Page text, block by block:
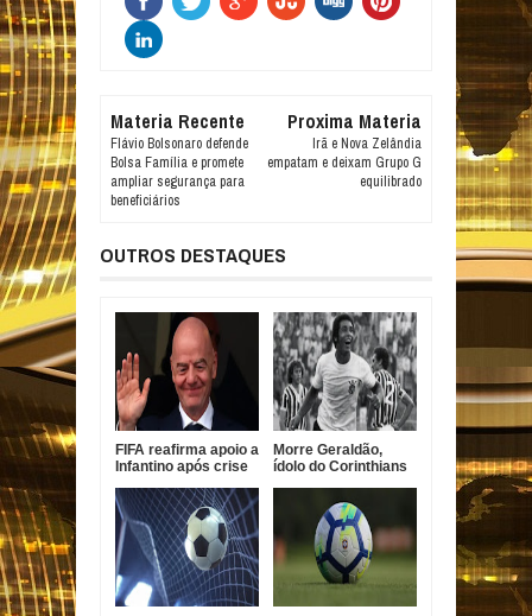
Materia Recente
Flávio Bolsonaro defende
Bolsa Família e promete
ampliar segurança para
beneficiários
Proxima Materia
Irã e Nova Zelândia
empatam e deixam Grupo G
equilibrado
OUTROS DESTAQUES
FIFA reafirma apoio a
Infantino após crise
comercial
Morre Geraldão,
ídolo do Corinthians